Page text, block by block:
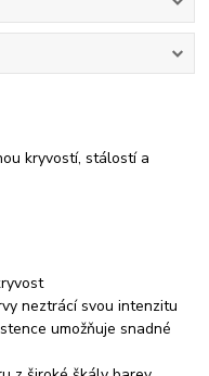
kryvostí, stálostí a
neztrácí svou intenzitu
umožňuje snadné